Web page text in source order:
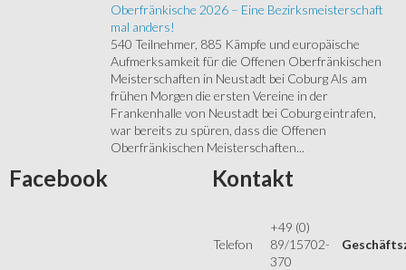
Oberfränkische 2026 – Eine Bezirksmeisterschaft
mal anders!
540 Teilnehmer, 885 Kämpfe und europäische
Aufmerksamkeit für die Offenen Oberfränkischen
Meisterschaften in Neustadt bei Coburg Als am
frühen Morgen die ersten Vereine in der
Frankenhalle von Neustadt bei Coburg eintrafen,
war bereits zu spüren, dass die Offenen
Oberfränkischen Meisterschaften...
Facebook Kontakt
Telefon
+49 (0)
89/15702-
370